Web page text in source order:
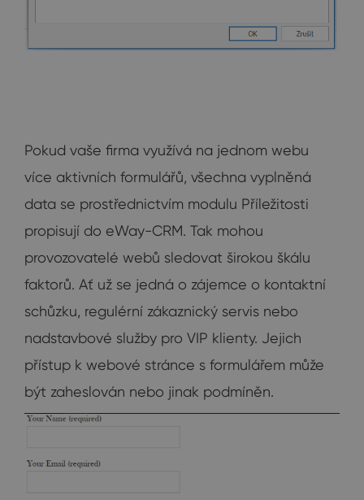
Pokud vaše firma využívá na jednom webu
více aktivních formulářů, všechna vyplněná
data se prostřednictvím modulu Příležitosti
propisují do eWay-CRM. Tak mohou
provozovatelé webů sledovat širokou škálu
faktorů. Ať už se jedná o zájemce o kontaktní
schůzku, regulérní zákaznický servis nebo
nadstavbové služby pro VIP klienty. Jejich
přístup k webové stránce s formulářem může
být zaheslován nebo jinak podmíněn.